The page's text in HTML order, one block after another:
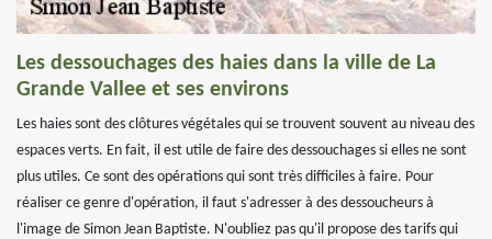
Les dessouchages des haies dans la ville de La
Grande Vallee et ses environs
Les haies sont des clôtures végétales qui se trouvent souvent au niveau des
espaces verts. En fait, il est utile de faire des dessouchages si elles ne sont
plus utiles. Ce sont des opérations qui sont très difficiles à faire. Pour
réaliser ce genre d'opération, il faut s'adresser à des dessoucheurs à
l'image de Simon Jean Baptiste. N'oubliez pas qu'il propose des tarifs qui